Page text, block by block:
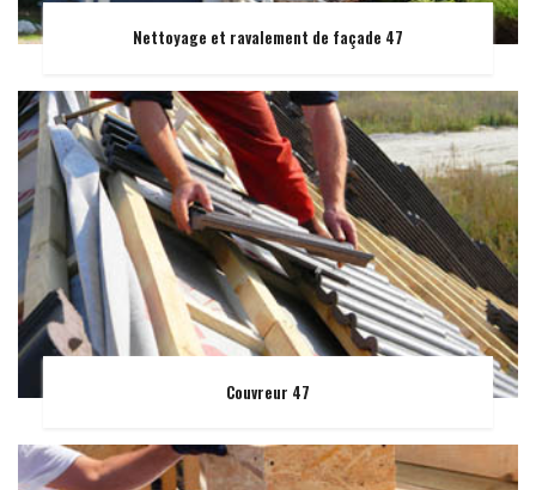
Nettoyage et ravalement de façade 47
Couvreur 47